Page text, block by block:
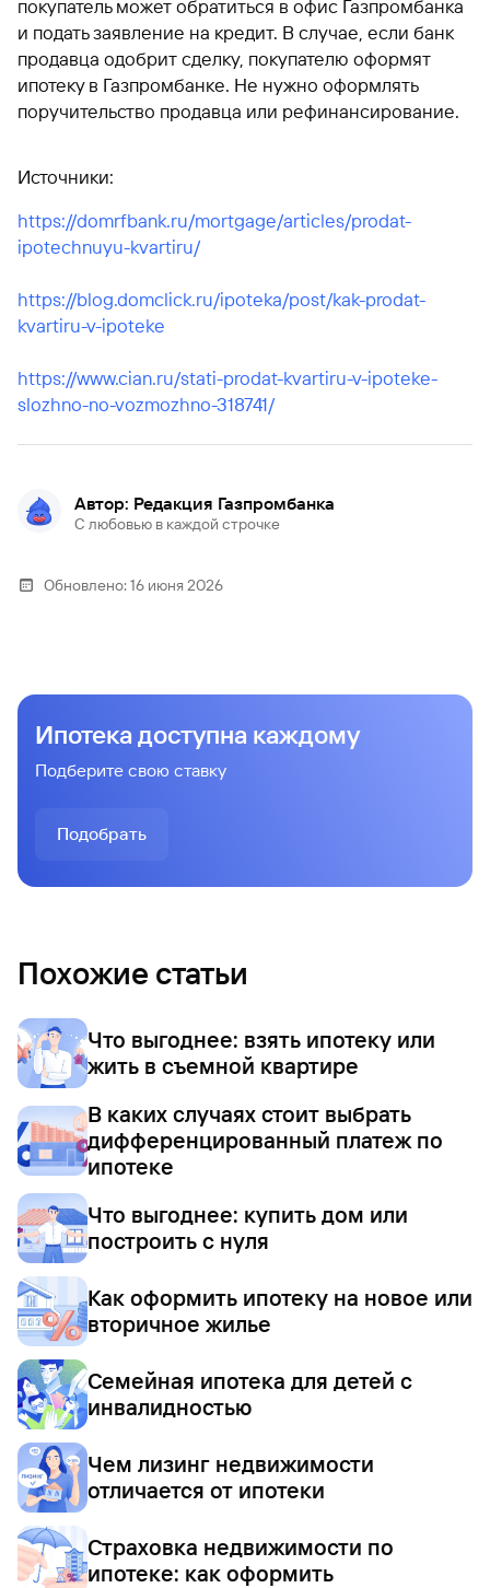
покупатель может обратиться в офис Газпромбанка
и подать заявление на кредит. В случае, если банк
продавца одобрит сделку, покупателю оформят
ипотеку в Газпромбанке. Не нужно оформлять
поручительство продавца или рефинансирование.
Источники:
https://domrfbank.ru/mortgage/articles/prodat-
ipotechnuyu-kvartiru/
https://blog.domclick.ru/ipoteka/post/kak-prodat-
kvartiru-v-ipoteke
https://www.cian.ru/stati-prodat-kvartiru-v-ipoteke-
slozhno-no-vozmozhno-318741/
Автор: Редакция Газпромбанка
С любовью в каждой строчке
Обновлено:16 июня 2026
Ипотека доступна каждому
Подберите свою ставку
Подобрать
Похожие статьи
Что выгоднее: взять ипотеку или
жить в съемной квартире
В каких случаях стоит выбрать
дифференцированный платеж по
ипотеке
Что выгоднее: купить дом или
построить с нуля
Как оформить ипотеку на новое или
вторичное жилье
Семейная ипотека для детей с
инвалидностью
Чем лизинг недвижимости
отличается от ипотеки
Страховка недвижимости по
ипотеке: как оформить